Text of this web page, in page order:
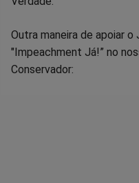
Outra maneira de apoiar
"Impeachment Já!” no
Conservador: